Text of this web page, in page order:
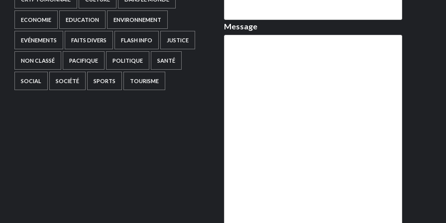
ECONOMIE EDUCATION ENVIRONNEMENT
EVÉNEMENTS FAITS DIVERS FLASH INFO JUSTICE
NON CLASSÉ PACIFIQUE POLITIQUE SANTÉ
SOCIAL SOCIÉTÉ SPORTS TOURISME
Message